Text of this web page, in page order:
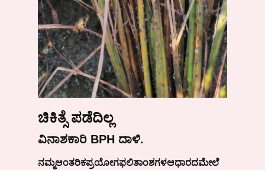
ಚಿಕಿತ್ಸೆ ಪಡೆದಿಲ್ಲ
ವಿನಾಶಕಾರಿ BPH ದಾಳಿ.
ನಮ್ಮಆಂತರಿಕಪ್ರಯೋಗಫಲಿತಾಂಶಗಳಆಧಾರದಮೇಲೆ